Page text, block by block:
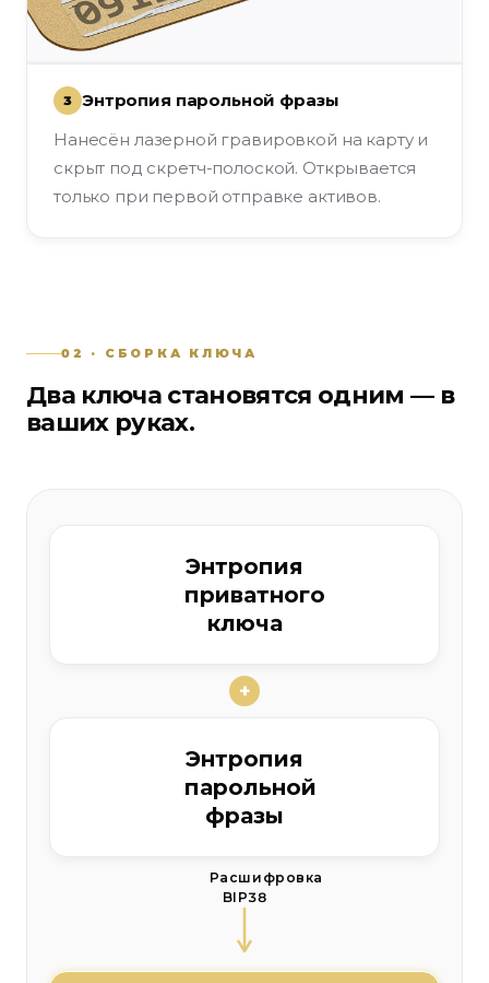
3
Энтропия парольной фразы
Нанесён лазерной гравировкой на карту и
скрыт под скретч-полоской. Открывается
только при первой отправке активов.
02 · СБОРКА КЛЮЧА
Два ключа становятся одним — в
ваших руках.
Энтропия
приватного
ключа
+
Энтропия
парольной
фразы
Расшифровка
BIP38